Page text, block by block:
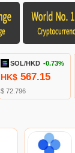
SOL/HKD -0.73%
HK$ 567.15
$ 72.796